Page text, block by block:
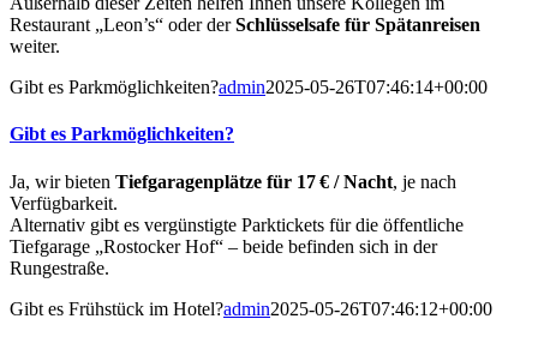
Restaurant „Leon’s“ oder derSchlüsselsafe für Spätanreisen
weiter.
Gibt es Parkmöglichkeiten?admin2025-05-26T07:46:14+00:00
Gibt es Parkmöglichkeiten?
Ja, wir bieten Tiefgaragenplätze für 17 € / Nacht, je nach
Verfügbarkeit.
Alternativ gibt es vergünstigte Parktickets für die öffentliche
Tiefgarage „Rostocker Hof“ – beide befinden sich in der
Rungestraße.
Gibt es Frühstück im Hotel?admin2025-05-26T07:46:12+00:00